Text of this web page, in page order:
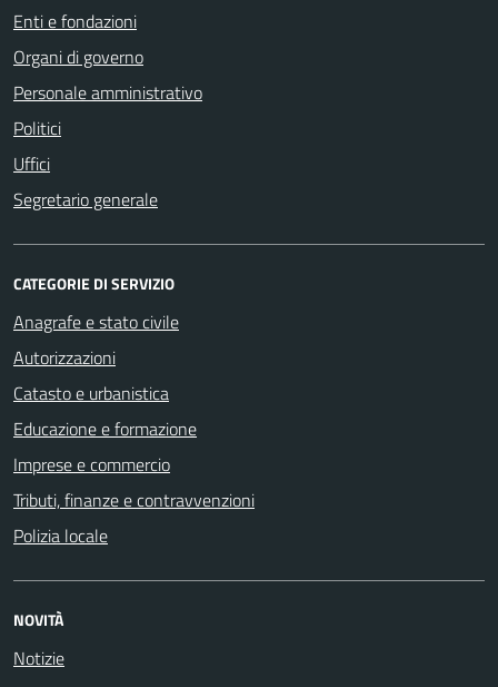
Enti e fondazioni
Organi di governo
Personale amministrativo
Politici
Uffici
Segretario generale
CATEGORIE DI SERVIZIO
Anagrafe e stato civile
Autorizzazioni
Catasto e urbanistica
Educazione e formazione
Imprese e commercio
Tributi, finanze e contravvenzioni
Polizia locale
NOVITÀ
Notizie